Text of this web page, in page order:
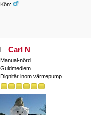
Kön:
Carl N
Manual-nörd
Guldmedlem
Dignitär inom värmepump